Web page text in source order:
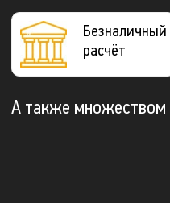
Безналичный
расчёт
А также множеством